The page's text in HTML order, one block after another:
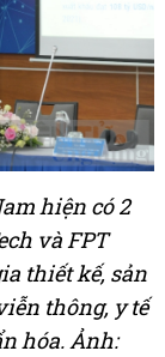
hiện có 2
và FPT
thiết kế, sản
thông, y tế
hóa. Ảnh: